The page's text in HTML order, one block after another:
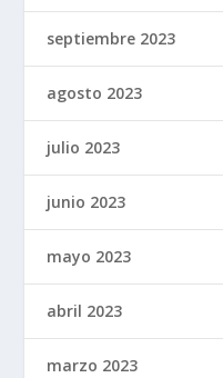
septiembre 2023
agosto 2023
julio 2023
junio 2023
mayo 2023
abril 2023
marzo 2023